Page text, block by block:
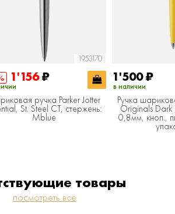
1953170
1'156₽
ручка Parker Jotter
St. Steel СT, стержень:
Mblue
1'500₽
в наличии
Ручка
Originals Dark
0,8мм, кноп.,
товары
посмотреть все